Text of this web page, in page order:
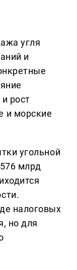
угля
и
рост
и морские
угольной
млрд
налоговых
но для